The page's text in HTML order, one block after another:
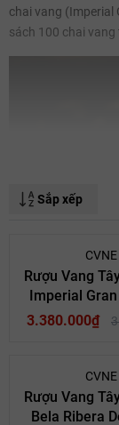
Ngày hết hạn:
chai vang (Imperial
sách 100 chai
Sắp xếp
CVNE
Rượu Vang
Imperial
3.380.000₫
CVNE
Rượu Vang
Bela Ribera